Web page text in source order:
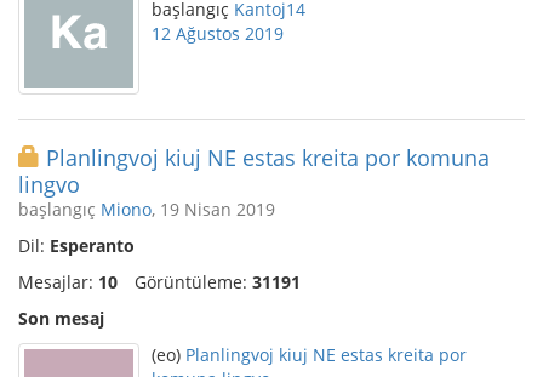
başlangıç Kantoj14
12 Ağustos 2019
Planlingvoj kiuj NE estas kreita por komuna
lingvo
başlangıç Miono, 19 Nisan 2019
Dil: Esperanto
Mesajlar: 10 Görüntüleme: 31191
Son mesaj
(eo) Planlingvoj kiuj NE estas kreita por